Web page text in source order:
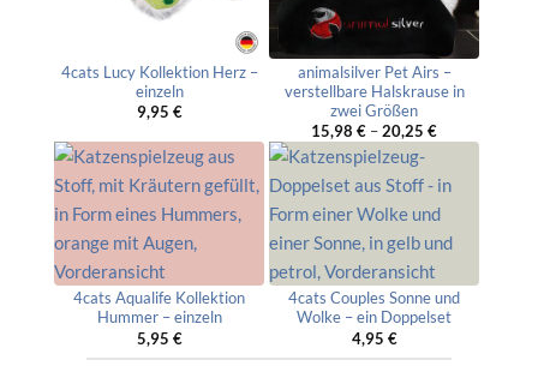
4cats Lucy Kollektion Herz –
einzeln
9,95 €
animalsilver Pet Airs –
verstellbare Halskrause in
zwei Größen
15,98 € –20,25 €
4cats Aqualife Kollektion
Hummer – einzeln
5,95 €
4cats Couples Sonne und
Wolke – ein Doppelset
4,95 €